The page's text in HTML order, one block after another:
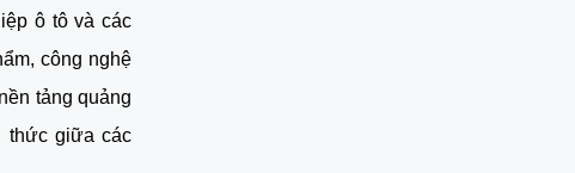
ô tô và các
công nghệ
tảng quảng
thức giữa các